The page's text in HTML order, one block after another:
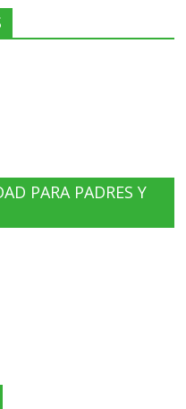
PARA PADRES Y